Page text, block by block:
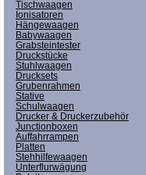
Tischwaagen
Ionisatoren
Hängewaagen
Babywaagen
Grabsteintester
Druckstücke
Stuhlwaagen
Drucksets
Grubenrahmen
Stative
Schulwaagen
Drucker & Druckerzubehör
Junctionboxen
Auffahrrampen
Platten
Stehhilfewaagen
Unterflurwägung